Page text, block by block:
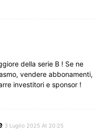
della serie B ! Se ne
vendere abbonamenti,
investitori e sponsor !
3 Luglio 2025 At 20:25